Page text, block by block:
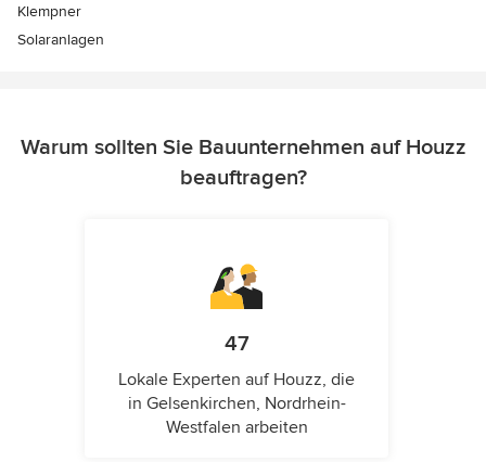
Klempner
Solaranlagen
Warum sollten Sie Bauunternehmen auf Houzz
beauftragen?
47
Lokale Experten auf Houzz, die
in Gelsenkirchen, Nordrhein-
Westfalen arbeiten